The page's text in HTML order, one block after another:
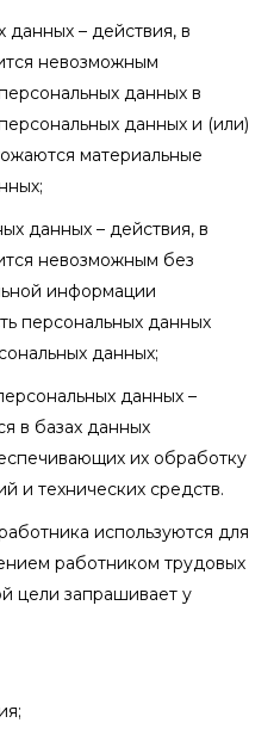
– действия, в
невозможным
данных в
данных и (или)
материальные
данных – действия, в
невозможным без
информации
персональных данных
данных;
данных –
в базах данных
их обработку
и технических средств.
используются для
работником трудовых
цели запрашивает у